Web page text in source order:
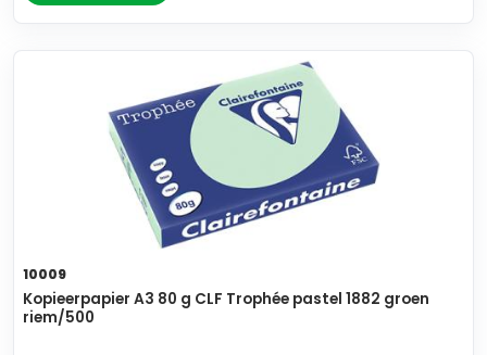
10009
Kopieerpapier A3 80 g CLF Trophée pastel 1882 groen
riem/500